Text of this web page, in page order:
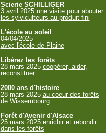
Scierie SCHILLIGER
3 avril 2025 une visite pour abouter
les sylviculteurs au produit fini
L'école au soleil
04/04/2025
avec l'école de Plaine
Libérez les forêts
28 mars 2025 coopérer, aider,
reconstituer
2000 ans d'histoire
28 mars 2025 au coeur des forêts
de Wissembourg
Forêt d'Avenir d'Alsace
25 mars 2025 enrichir et rebondir
dans les forêts